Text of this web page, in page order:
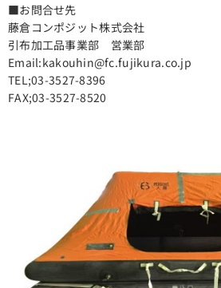
■お問合せ先
藤倉コンポジット株式会社
引布加工品事業部 営業部
Email:kakouhin@fc.fujikura.co.jp
TEL;03-3527-8396
FAX;03-3527-8520